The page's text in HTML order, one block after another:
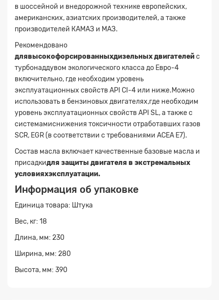
в шоссейной и внедорожной технике европейских,
американских, азиатских производителей, а также
производителей КАМАЗ и МАЗ.
Рекомендовано
длявысокофорсированныхдизельных двигателейс
турбонаддувом экологического класса до Евро-4
включительно, где необходим уровень
эксплуатационных свойств API CI-4 или ниже.Можно
использовать в бензиновых двигателях,где необходим
уровень эксплуатационных свойств API SL, а также с
системамиснижения токсичности отработавших газов
SCR, EGR (в соответствии с требованиями ACEA E7).
Состав масла включает качественные базовые масла и
присадкидля защиты двигателя в экстремальных
условияхэксплуатации.
Информация об упаковке
Единица товара: Штука
Вес, кг: 18
Длина, мм: 230
Ширина, мм: 280
Высота, мм: 390